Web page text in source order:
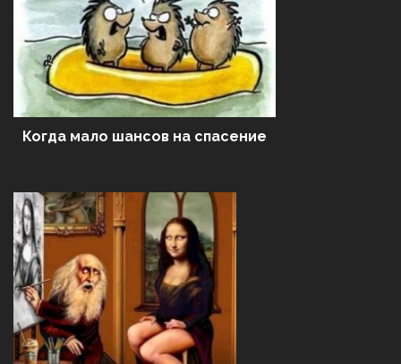
Когда мало шансов на спасение